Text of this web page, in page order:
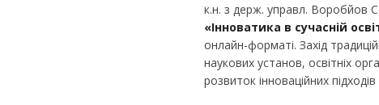
к.н. з держ. управл. Воробйов
«Інноватика в сучасній
онлайн-форматі. Захід
наукових установ, освітніх
розвиток інноваційних